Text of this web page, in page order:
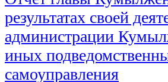
результатах своей
администрации
иных
самоуправления